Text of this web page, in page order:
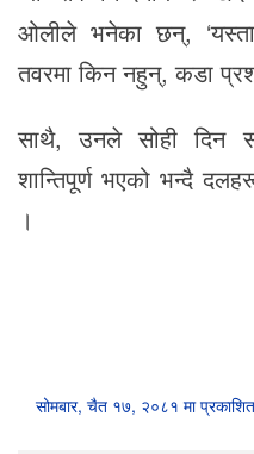
ओलीले भनेका छन्,
तवरमा किन नहुन्, कडा
साथै, उनले सोही दिन
शान्तिपूर्ण भएको भन्दै
।
सोमबार, चैत १७, २०८१ मा प्रकाशित